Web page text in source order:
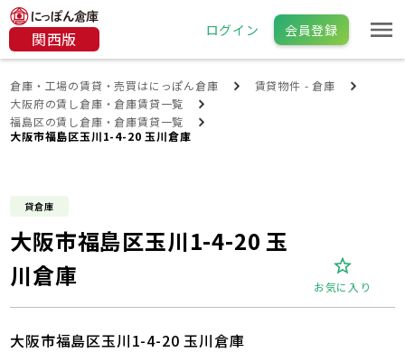
関西版 ログイン 会員登録
倉庫・工場の賃貸・売買はにっぽん倉庫
賃貸物件 - 倉庫
大阪府の賃し倉庫・倉庫賃貸一覧
福島区の賃し倉庫・倉庫賃貸一覧
大阪市福島区玉川1-4-20 玉川倉庫
貸倉庫
大阪市福島区玉川1-4-20 玉
川倉庫
お気に入り
大阪市福島区玉川1-4-20 玉川倉庫